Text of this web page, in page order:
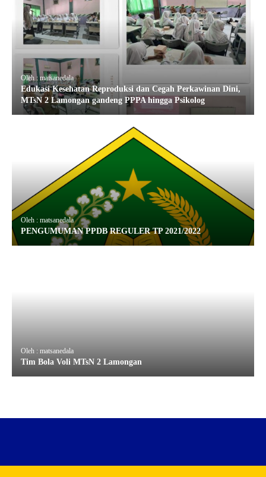
Oleh : matsanedala
Edukasi Kesehatan Reproduksi dan Cegah Perkawinan Dini,
MTsN 2 Lamongan gandeng PPPA hingga Psikolog
Oleh : matsanedala
PENGUMUMAN PPDB REGULER TP 2021/2022
Oleh : matsanedala
Tim Bola Voli MTsN 2 Lamongan